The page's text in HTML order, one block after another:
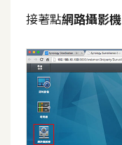
接著點網路攝影機